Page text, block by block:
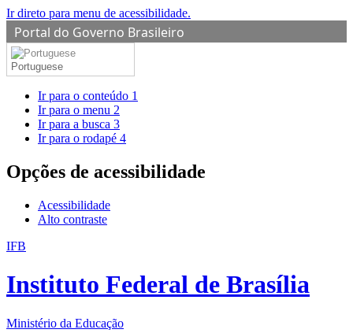
Ir direto para menu de acessibilidade.
Portal do Governo Brasileiro
Portuguese
Ir para o conteúdo 1
Ir para o menu 2
Ir para a busca 3
Ir para o rodapé 4
Opções de acessibilidade
Acessibilidade
Alto contraste
IFB
Instituto Federal de Brasília
Ministério da Educação